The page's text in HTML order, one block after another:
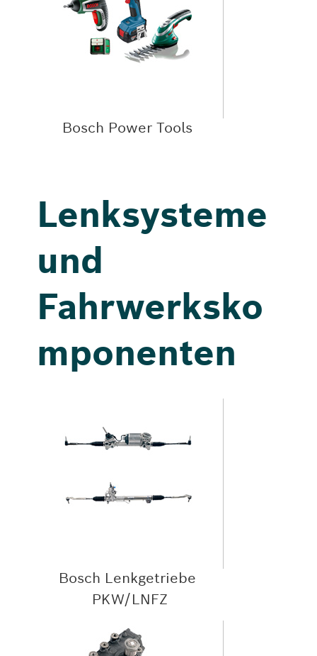
Bosch Power Tools
Lenksysteme
und
Fahrwerksko
mponenten
Bosch Lenkgetriebe
PKW/LNFZ